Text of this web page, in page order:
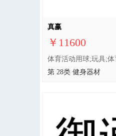
真赢
￥11600
第 28类 健身器材